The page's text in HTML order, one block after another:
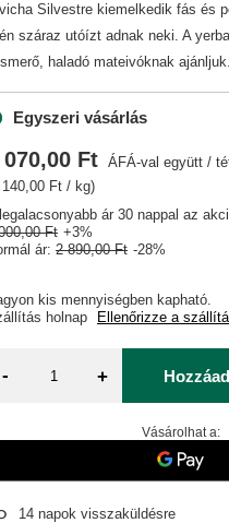
Silvestre kiemelkedik fás és
száraz utóízt adnak neki. A
haladó mateivóknak ajánljuk.
Egyszeri vásárlás
kis mennyiségben kapható
holnap Ellenőrizze a
070,00 Ft ÁFÁ-val együtt /
Ft / kg)
ár 30 nappal az
Ft +3%
ár:2 890,00 Ft -28%
- +
Vásárolhat a:
14 napok visszaküldésre